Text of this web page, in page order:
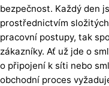
bezpečnost. Každý den
prostřednictvím
pracovní postupy, tak
zákazníky. Ať už jde o
o připojení k síti nebo
obchodní proces